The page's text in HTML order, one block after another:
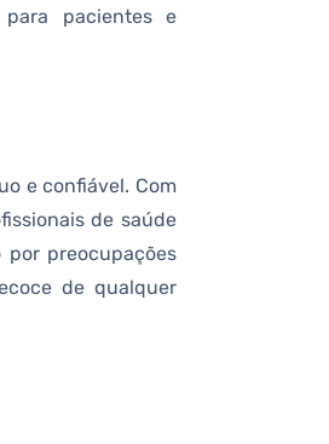
pacientes e
e confiável. Com
de saúde
preocupações
de qualquer